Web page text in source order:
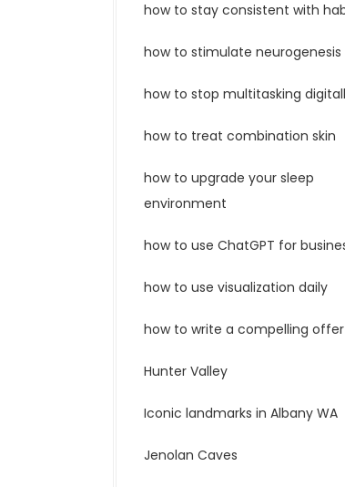
how to stay consistent with
how to stimulate neurogenesis
how to stop multitasking
how to treat combination skin
how to upgrade your sleep
environment
how to use ChatGPT for
how to use visualization daily
how to write a compelling offer
Hunter Valley
Iconic landmarks in Albany WA
Jenolan Caves